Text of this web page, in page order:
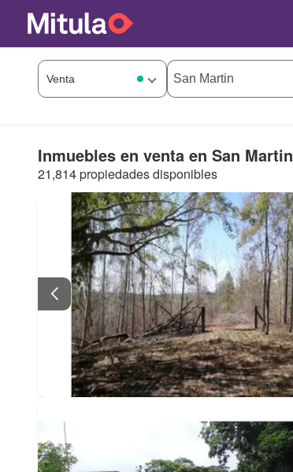
Inmuebles en venta en San Martin
21,814 propiedades disponibles